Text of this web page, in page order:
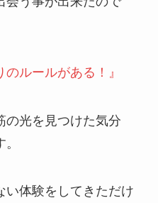
のルールがある！』
の光を見つけた気分
い体験をしてきただけ